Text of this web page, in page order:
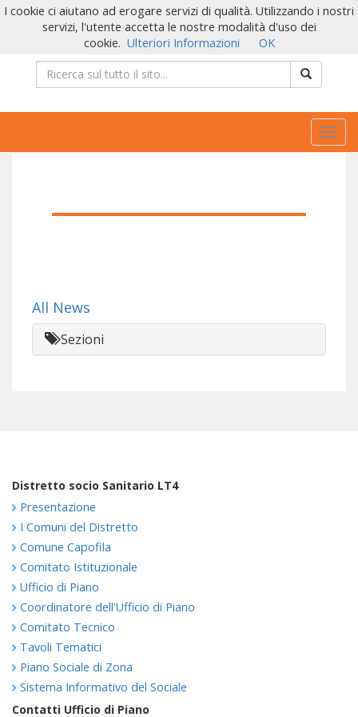
All News
Sezioni
Distretto socio Sanitario LT4
Presentazione
I Comuni del Distretto
Comune Capofila
Comitato Istituzionale
Ufficio di Piano
Coordinatore dell'Ufficio di Piano
Comitato Tecnico
Tavoli Tematici
Piano Sociale di Zona
Sistema Informativo del Sociale
Contatti Ufficio di Piano
I cookie ci aiutano ad erogare servizi di qualità. Utilizzando i nostri
servizi, l'utente accetta le nostre modalità d'uso dei
cookie. Ulteriori Informazioni OK